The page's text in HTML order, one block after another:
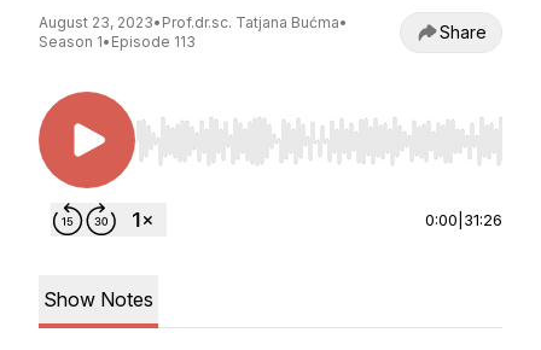
August 23, 2023• Prof.dr.sc. Tatjana Bućma•
Season 1• Episode 113 Share
Use Left/Right to seek, Home/End to jump to
0:00 31:26
Show Notes